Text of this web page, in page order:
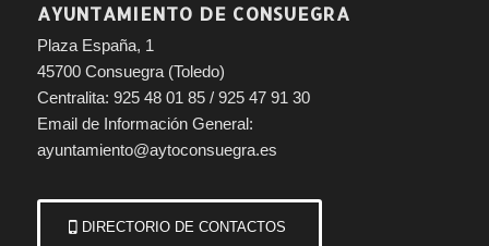
AYUNTAMIENTO DE CONSUEGRA
Plaza España, 1
45700 Consuegra (Toledo)
Centralita: 925 48 01 85 / 925 47 91 30
Email de Información General:
ayuntamiento@aytoconsuegra.es
DIRECTORIO DE CONTACTOS